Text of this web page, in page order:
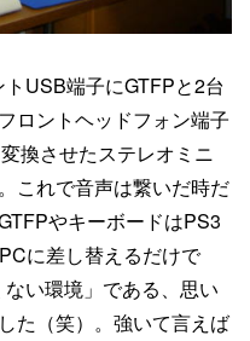
USB端子にGTFPと2台
ロントヘッドフォン端子
換させたステレオミニ
これで音声は繋いだ時だ
やキーボードはPS3
に差し替えるだけで
い環境」である、思い
た（笑）。強いて言えば